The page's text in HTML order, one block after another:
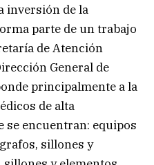
inversión de la
parte de un trabajo
de Atención
General de
principalmente a la
de alta
se encuentran: equipos
sillones y